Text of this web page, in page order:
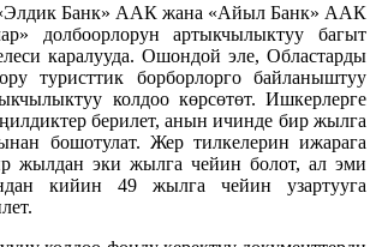
«Элдик Банк» ААК жана «Айыл Банк» ААК
долбоорлорун артыкчылыктуу багыт
каралууда. Ошондой эле, Областарды
туристтик борборлорго байланыштуу
колдоо көрсөтөт. Ишкерлерге
берилет, анын ичинде бир жылга
бошотулат. Жер тилкелерин ижарага
жылдан эки жылга чейин болот, ал эми
кийин 49 жылга чейин узартууга